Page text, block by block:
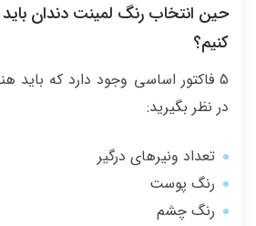
حین انتخاب رنگ لمینت دندان
کنیم؟
5 فاکتور اساسی وجود دارد که باید
در نظر بگیرید:
تعداد ونیرهای درگیر
رنگ پوست
رنگ چشم